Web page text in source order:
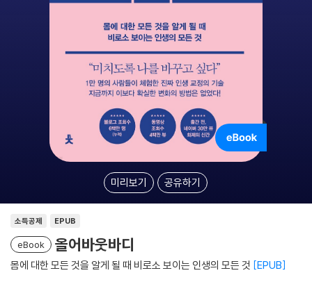
미리보기 공유하기
소득공제 EPUB
eBook 올어바웃바디
몸에 대한 모든 것을 알게 될 때 비로소 보이는 인생의 모든 것 EPUB